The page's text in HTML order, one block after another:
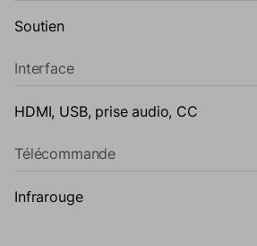
Soutien
Interface
HDMI, USB, prise audio, CC
Télécommande
Infrarouge